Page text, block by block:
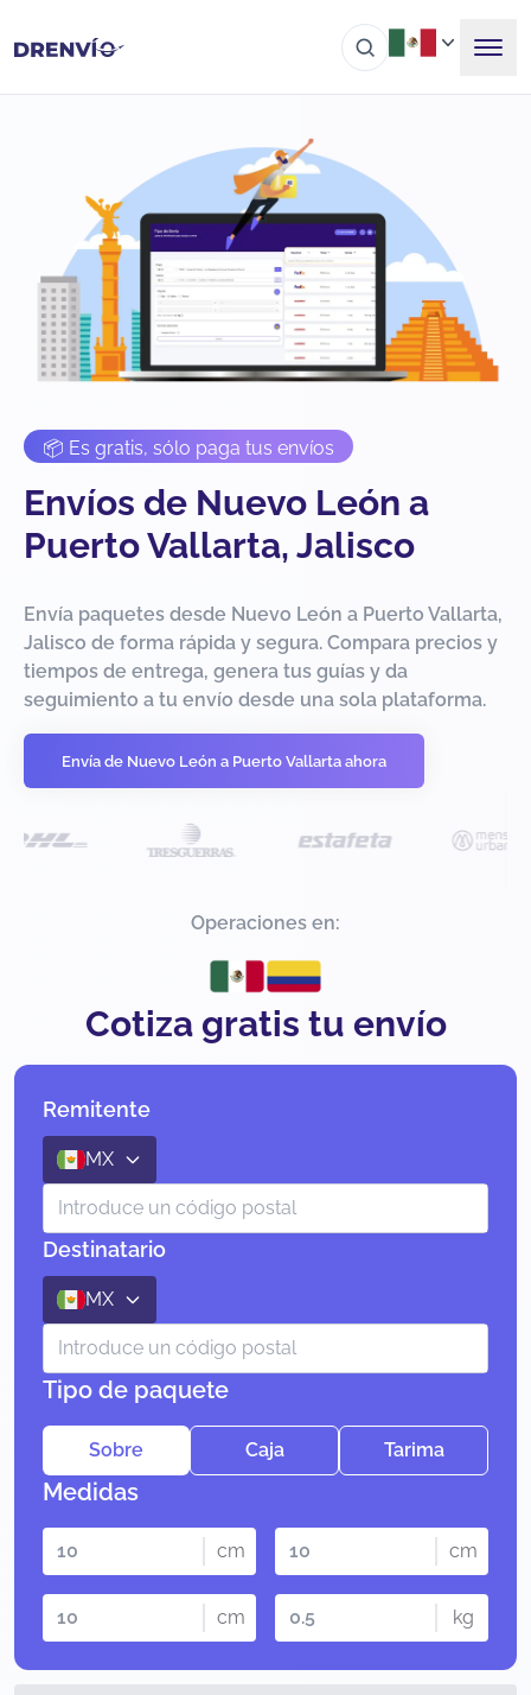
📦 Es gratis, sólo paga tus envíos
Envíos de Nuevo León a
Puerto Vallarta, Jalisco
Envía paquetes desde Nuevo León a Puerto Vallarta,
Jalisco de forma rápida y segura. Compara precios y
tiempos de entrega, genera tus guías y da
seguimiento a tu envío desde una sola plataforma.
Envía de Nuevo León a Puerto Vallarta ahora
Operaciones en:
Cotiza gratis tu envío
Remitente
MX
Destinatario
MX
Tipo de paquete
Sobre Caja Tarima
Medidas
cm cm
cm kg